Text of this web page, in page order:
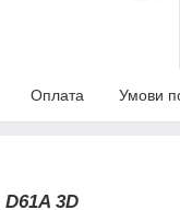
Оплата Умови
D61A 3D